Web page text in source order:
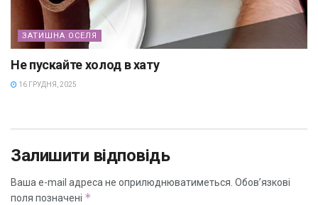
ЗАТИШНА ОСЕЛЯ
Не пускайте холод в хату
16 ГРУДНЯ, 2025
Залишити відповідь
Ваша e-mail адреса не оприлюднюватиметься. Обов’язкові
поля позначені *